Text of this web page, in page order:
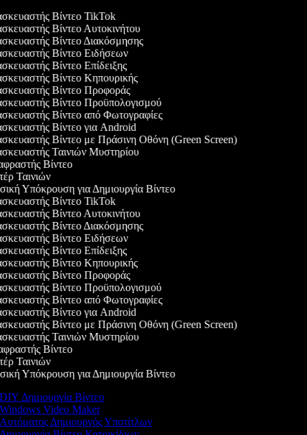
Βίντεο TikTok
Βίντεο Αυτοκινήτου
Βίντεο Διακόσμησης
Βίντεο Ειδήσεων
Βίντεο Επίδειξης
Βίντεο Κηπουρικής
Βίντεο Προφοράς
Βίντεο Προϋπολογισμού
Βίντεο από Φωτογραφίες
Βίντεο για Android
Βίντεο με Πράσινη Οθόνη (Green Screen)
Ταινιών Μυστηρίου
Βίντεο
Ταινιών
Υπόκρουση για Δημιουργία Βίντεο
Βίντεο TikTok
Βίντεο Αυτοκινήτου
Βίντεο Διακόσμησης
Βίντεο Ειδήσεων
Βίντεο Επίδειξης
Βίντεο Κηπουρικής
Βίντεο Προφοράς
Βίντεο Προϋπολογισμού
Βίντεο από Φωτογραφίες
Βίντεο για Android
Βίντεο με Πράσινη Οθόνη (Green Screen)
Ταινιών Μυστηρίου
Βίντεο
Ταινιών
Υπόκρουση για Δημιουργία Βίντεο
Δημιουργία Βίντεο
Video Maker
Δημιουργός Υποτίτλων